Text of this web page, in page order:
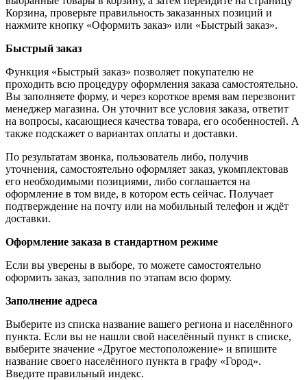
Корзина, проверьте правильность заказанных позиций и
нажмите кнопку «Оформить заказ» или «Быстрый заказ».
Быстрый заказ
Функция «Быстрый заказ» позволяет покупателю не
проходить всю процедуру оформления заказа самостоятельно.
Вы заполняете форму, и через короткое время вам перезвонит
менеджер магазина. Он уточнит все условия заказа, ответит
на вопросы, касающиеся качества товара, его особенностей. А
также подскажет о вариантах оплаты и доставки.
По результатам звонка, пользователь либо, получив
уточнения, самостоятельно оформляет заказ, укомплектовав
его необходимыми позициями, либо соглашается на
оформление в том виде, в котором есть сейчас. Получает
подтверждение на почту или на мобильный телефон и ждёт
доставки.
Оформление заказа в стандартном режиме
Если вы уверены в выборе, то можете самостоятельно
оформить заказ, заполнив по этапам всю форму.
Заполнение адреса
Выберите из списка название вашего региона и населённого
пункта. Если вы не нашли свой населённый пункт в списке,
выберите значение «Другое местоположение» и впишите
название своего населённого пункта в графу «Город».
Введите правильный индекс.